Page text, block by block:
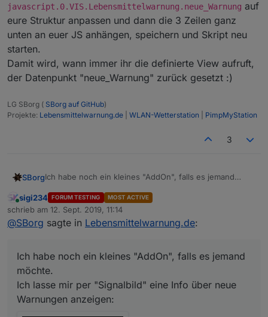
javascript.0.VIS.Lebensmittelwarnung.neue_Warnung auf
eure Struktur anpassen und dann die 3 Zeilen ganz
unten an euer JS anhängen, speichern und Skript neu
starten.
Damit wird, wann immer ihr die definierte View aufruft,
der Datenpunkt "neue_Warnung" zurück gesetzt :)
LG SBorg ( SBorg auf GitHub)
Projekte: Lebensmittelwarnung.de WLAN-Wetterstation PimpMyStation
3
SBorgIch habe noch ein kleines "AddOn", falls es jemand
Ich lasse mir per "Signalbild" eine Info über neue
Warnungen anzeigen:
Diese soll natürlich auch gelöscht werden, wenn ich mir
die Warnung angeschaut habe. Dazu genügt ein 3-
Zeiler in JS:
on({id: "vis.0.control.data"/*aktuelle View*/
if (getState("vis.0.control.data").val ==
Hierzu muss nur #2 geändert werden:
Ansicht der Datenpunkt "neue_Warnung" resetet
javascript.0.VIS.Lebensmittelwarnung.neue_Wa
rnung auf eure Struktur anpassen und dann die 3
Online
sigi234 FORUM TESTING MOST ACTIVE
schrieb am 12. Sept. 2019, 11:14
zuletzt editiert von
@SBorg sagte in Lebensmittelwarnung.de:
Ich habe noch ein kleines "AddOn", falls es jemand
möchte.
Ich lasse mir per "Signalbild" eine Info über neue
Warnungen anzeigen: